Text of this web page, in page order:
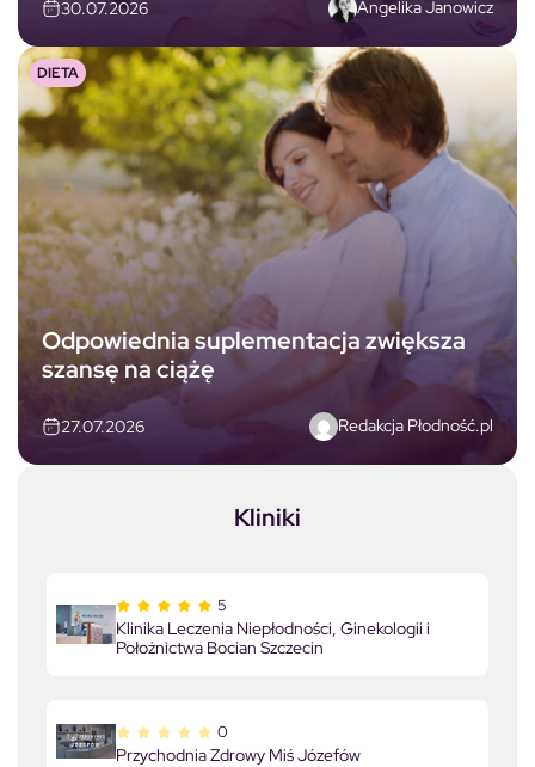
30.07.2026 Angelika Janowicz
Odpowiednia suplementacja zwiększa
szansę na ciążę
27.07.2026 Redakcja Płodność.pl
DIETA
Kliniki
5
Klinika Leczenia Niepłodności, Ginekologii i
Położnictwa Bocian Szczecin
0
Przychodnia Zdrowy Miś Józefów